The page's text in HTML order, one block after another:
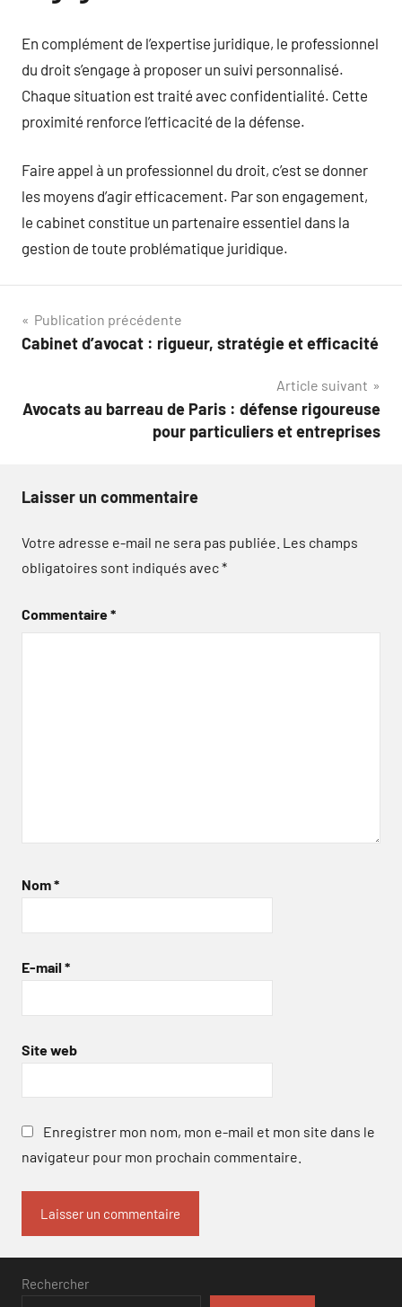
En complément de l’expertise juridique, le professionnel
du droit s’engage à proposer un suivi personnalisé.
Chaque situation est traité avec confidentialité. Cette
proximité renforce l’efficacité de la défense.
Faire appel à un professionnel du droit, c’est se donner
les moyens d’agir efficacement. Par son engagement,
le cabinet constitue un partenaire essentiel dans la
gestion de toute problématique juridique.
Navigation
de
Publication précédente
Cabinet d’avocat : rigueur, stratégie et efficacité
Article suivant
Avocats au barreau de Paris : défense rigoureuse
pour particuliers et entreprises
Laisser un commentaire
Votre adresse e-mail ne sera pas publiée. Les champs
obligatoires sont indiqués avec*
Commentaire*
Nom*
E-mail *
Site web
Enregistrer mon nom, mon e-mail et mon site dans le
navigateur pour mon prochain commentaire.
Rechercher